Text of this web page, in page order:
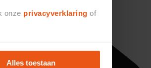
onze privacyverklaring of
Alles toestaan